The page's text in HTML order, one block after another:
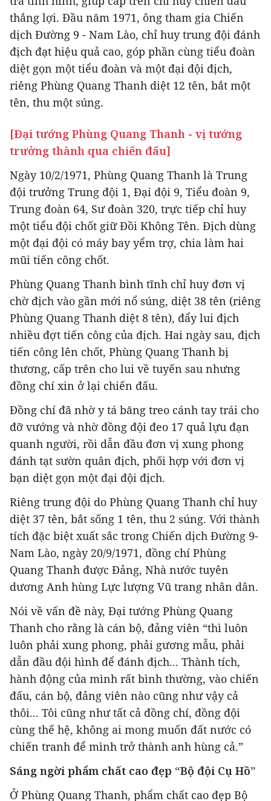
thắng lợi. Đầu năm 1971, ông tham gia Chiến
dịch Đường 9 - Nam Lào, chỉ huy trung đội đánh
địch đạt hiệu quả cao, góp phần cùng tiểu đoàn
diệt gọn một tiểu đoàn và một đại đội địch,
riêng Phùng Quang Thanh diệt 12 tên, bắt một
tên, thu một súng.
[Đại tướng Phùng Quang Thanh - vị tướng
trưởng thành qua chiến đấu]
Ngày 10/2/1971, Phùng Quang Thanh là Trung
đội trưởng Trung đội 1, Đại đội 9, Tiểu đoàn 9,
Trung đoàn 64, Sư đoàn 320, trực tiếp chỉ huy
một tiểu đội chốt giữ Đồi Không Tên. Địch dùng
một đại đội có máy bay yểm trợ, chia làm hai
mũi tiến công chốt.
Phùng Quang Thanh bình tĩnh chỉ huy đơn vị
chờ địch vào gần mới nổ súng, diệt 38 tên (riêng
Phùng Quang Thanh diệt 8 tên), đẩy lui địch
nhiều đợt tiến công của địch. Hai ngày sau, địch
tiến công lên chốt, Phùng Quang Thanh bị
thương, cấp trên cho lui về tuyến sau nhưng
đồng chí xin ở lại chiến đấu.
Đồng chí đã nhờ y tá băng treo cánh tay trái cho
đỡ vướng và nhờ đồng đội đeo 17 quả lựu đạn
quanh người, rồi dẫn đầu đơn vị xung phong
đánh tạt sườn quân địch, phối hợp với đơn vị
bạn diệt gọn một đại đội địch.
Riêng trung đội do Phùng Quang Thanh chỉ huy
diệt 37 tên, bắt sống 1 tên, thu 2 súng. Với thành
tích đặc biệt xuất sắc trong Chiến dịch Đường 9-
Nam Lào, ngày 20/9/1971, đồng chí Phùng
Quang Thanh được Đảng, Nhà nước tuyên
dương Anh hùng Lực lượng Vũ trang nhân dân.
Nói về vấn đề này, Đại tướng Phùng Quang
Thanh cho rằng là cán bộ, đảng viên “thì luôn
luôn phải xung phong, phải gương mẫu, phải
dẫn đầu đội hình để đánh địch... Thành tích,
hành động của mình rất bình thường, vào chiến
đấu, cán bộ, đảng viên nào cũng như vậy cả
thôi... Tôi cũng như tất cả đồng chí, đồng đội
cùng thế hệ, không ai mong muốn đất nước có
chiến tranh để mình trở thành anh hùng cả.”
Sáng ngời phẩm chất cao đẹp “Bộ đội Cụ Hồ”
Ở Phùng Quang Thanh, phẩm chất cao đẹp Bộ